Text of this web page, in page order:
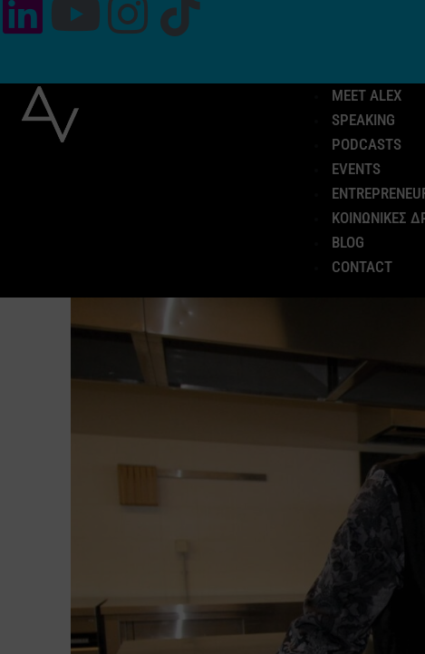
MEET ALEX
SPEAKING
PODCASTS
EVENTS
ΚΟΙΝΩΝΙΚΕΣ
BLOG
CONTACT